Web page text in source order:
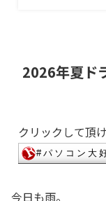
2026年夏ド
クリックして頂
今日も雨。